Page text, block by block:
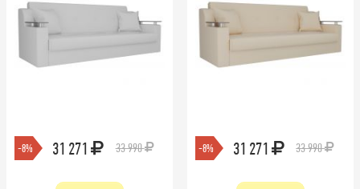
-8% 31 271 33 990 -8% 31 271 33 990